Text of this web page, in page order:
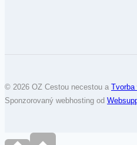
© 2026 OZ Cestou necestou a Tvorba
Sponzorovaný webhosting od